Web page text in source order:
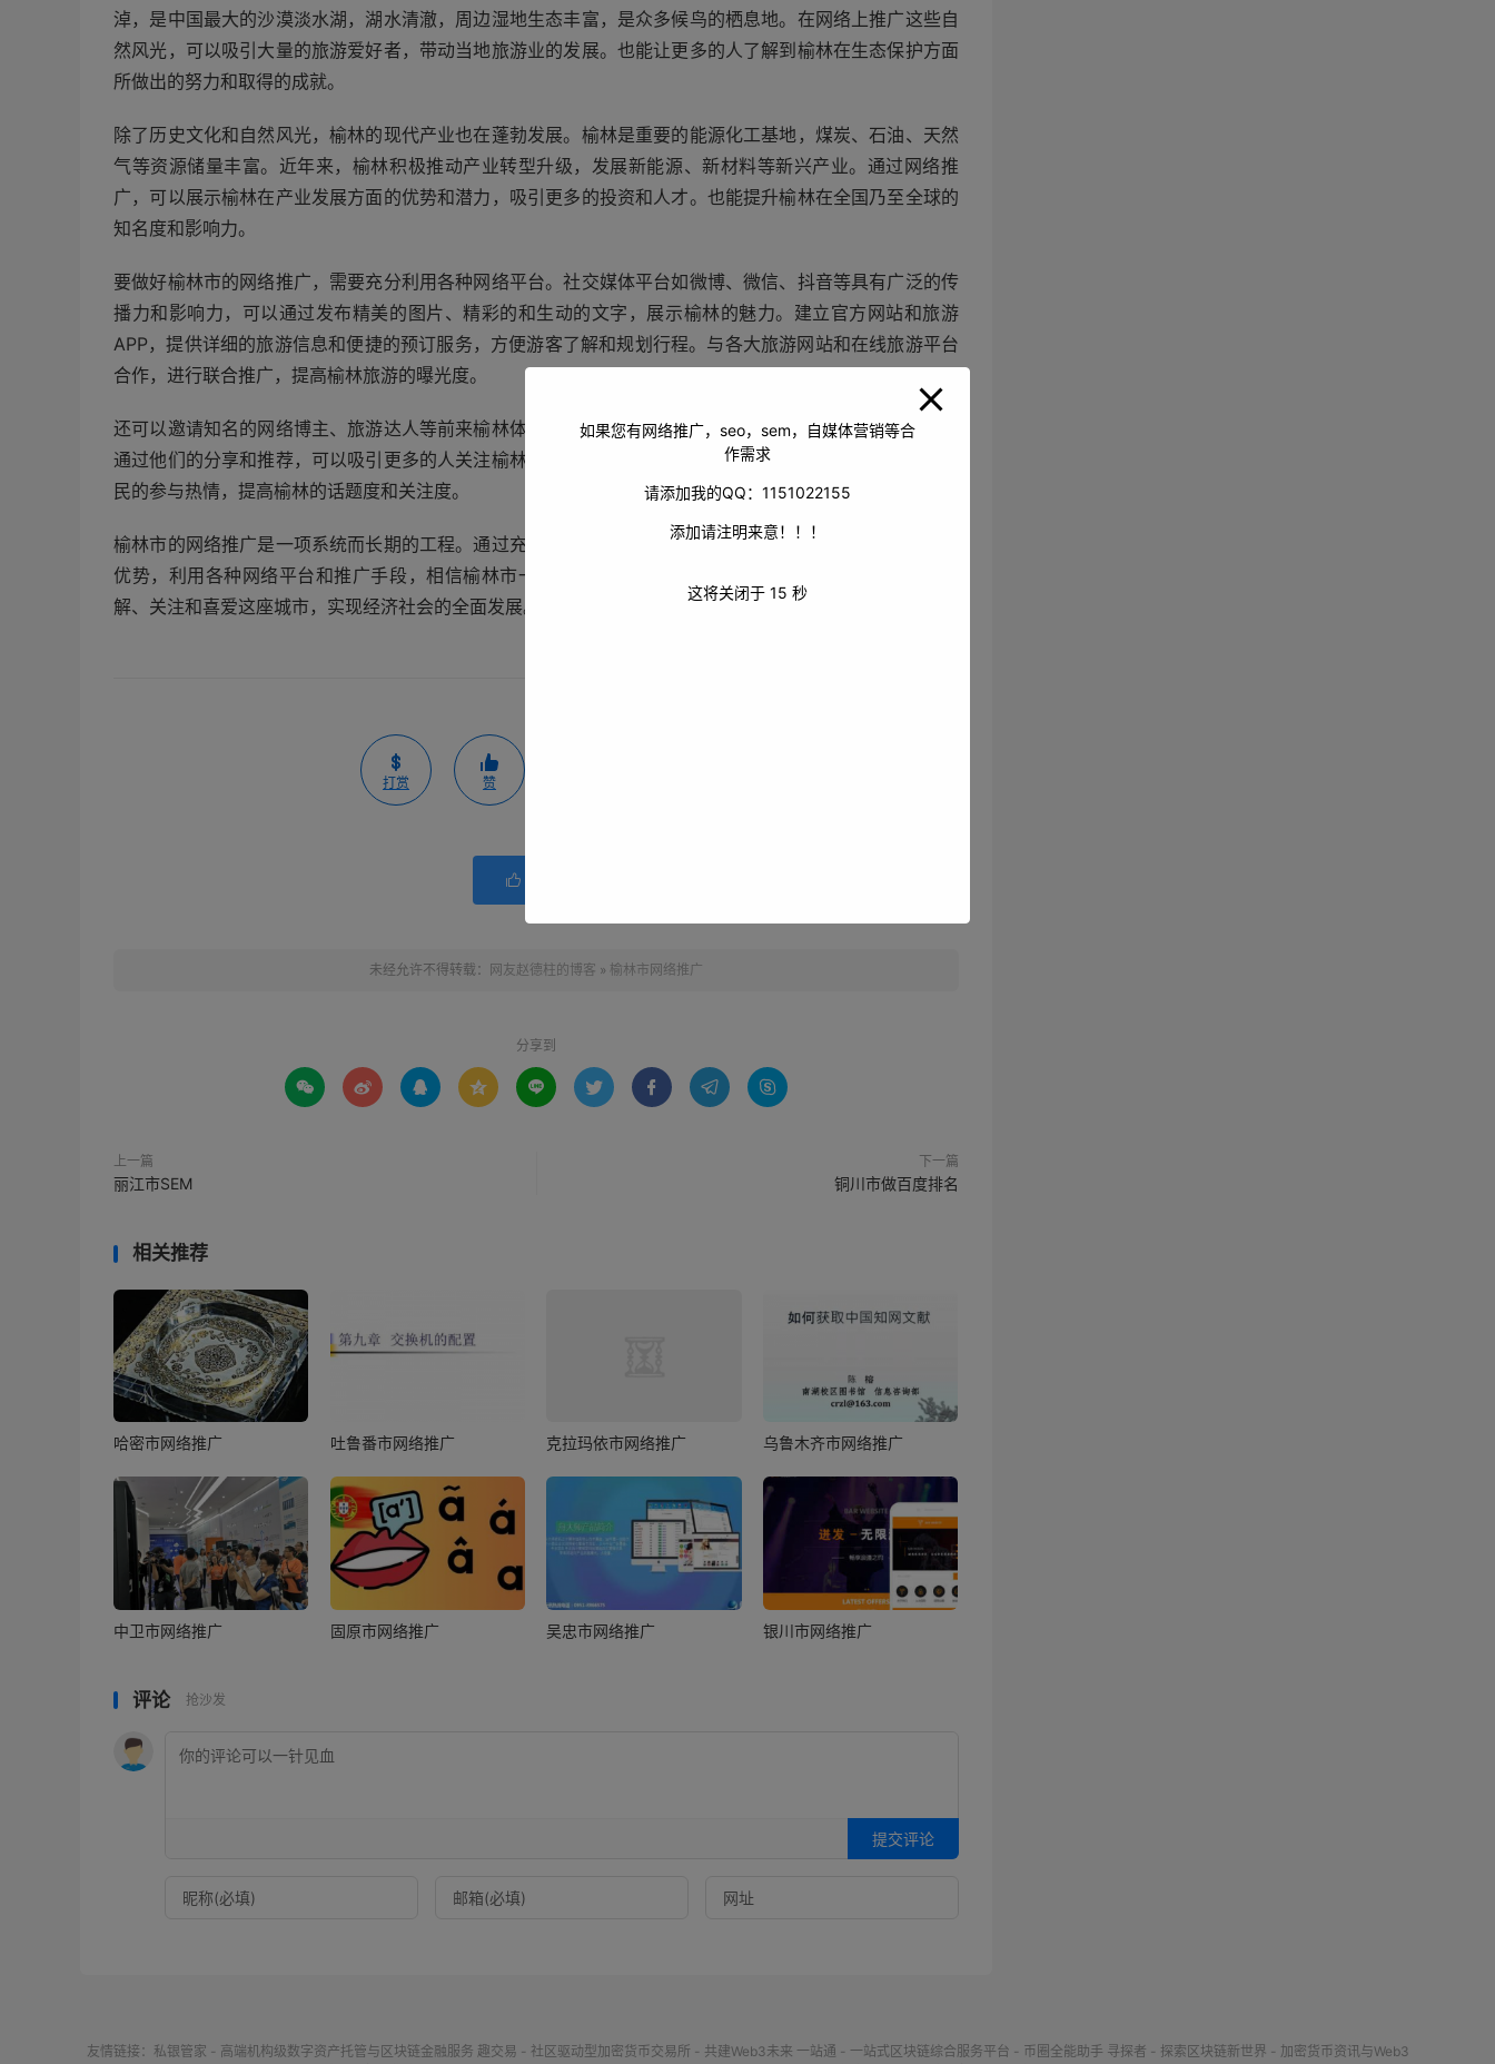
淖，是中国最大的沙漠淡水湖，湖水清澈，周边湿地生态丰富，是众多候鸟的栖息地。在网络上推广这些自
然风光，可以吸引大量的旅游爱好者，带动当地旅游业的发展。也能让更多的人了解到榆林在生态保护方面
所做出的努力和取得的成就。
除了历史文化和自然风光，榆林的现代产业也在蓬勃发展。榆林是重要的能源化工基地，煤炭、石油、天然
气等资源储量丰富。近年来，榆林积极推动产业转型升级，发展新能源、新材料等新兴产业。通过网络推
广，可以展示榆林在产业发展方面的优势和潜力，吸引更多的投资和人才。也能提升榆林在全国乃至全球的
知名度和影响力。
要做好榆林市的网络推广，需要充分利用各种网络平台。社交媒体平台如微博、微信、抖音等具有广泛的传
播力和影响力，可以通过发布精美的图片、精彩的和生动的文字，展示榆林的魅力。建立官方网站和旅游
APP，提供详细的旅游信息和便捷的预订服务，方便游客了解和规划行程。与各大旅游网站和在线旅游平台
合作，进行联合推广，提高榆林旅游的曝光度。
还可以邀请知名的网络博主、旅游达人等前来榆林体验和宣传。他们具有庞大的粉丝群体和较高的影响力，
通过他们的分享和推荐，可以吸引更多的人关注榆林。举办网络主题活动，如摄影比赛、短大赛等，激发网
民的参与热情，提高榆林的话题度和关注度。
榆林市的网络推广是一项系统而长期的工程。通过充分挖掘榆林的历史文化、自然风光和现代产业等方面的
优势，利用各种网络平台和推广手段，相信榆林市一定能够在网络上展现出独特的魅力，吸引更多的人了
解、关注和喜爱这座城市，实现经济社会的全面发展。
打赏 赞

未经允许不得转载： 网友赵德柱的博客 » 榆林市网络推广
分享到
        
上一篇
丽江市SEM
下一篇
铜川市做百度排名
相关推荐
哈密市网络推广 吐鲁番市网络推广 克拉玛依市网络推广 乌鲁木齐市网络推广
中卫市网络推广 固原市网络推广 吴忠市网络推广 银川市网络推广
评论 抢沙发
提交评论
友情链接： 私银管家 - 高端机构级数字资产托管与区块链金融服务 趣交易 - 社区驱动型加密货币交易所 - 共建Web3未来 一站通 - 一站式区块链综合服务平台 - 币圈全能助手 寻探者 - 探索区块链新世界 - 加密货币资讯与Web3
如果您有网络推广，seo，sem，自媒体营销等合
作需求
请添加我的QQ：1151022155
添加请注明来意！！！
这将关闭于 15 秒